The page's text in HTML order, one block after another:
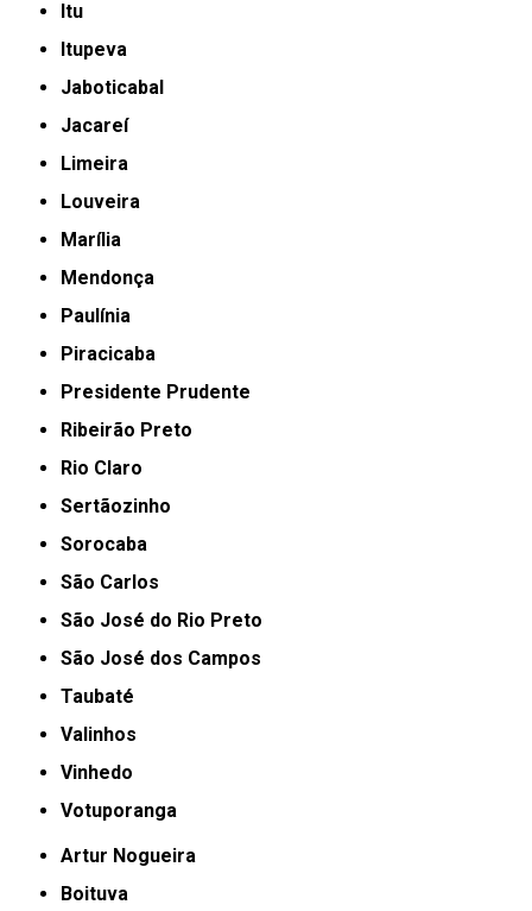
Itu
Itupeva
Jaboticabal
Jacareí
Limeira
Louveira
Marília
Mendonça
Paulínia
Piracicaba
Presidente Prudente
Ribeirão Preto
Rio Claro
Sertãozinho
Sorocaba
São Carlos
São José do Rio Preto
São José dos Campos
Taubaté
Valinhos
Vinhedo
Votuporanga
Artur Nogueira
Boituva